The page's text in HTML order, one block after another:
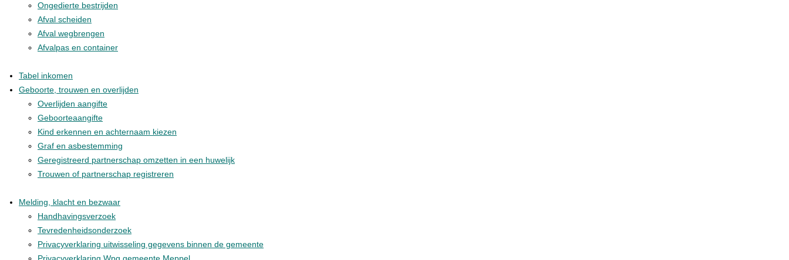
Ongedierte bestrijden
Afval scheiden
Afval wegbrengen
Afvalpas en container
Tabel inkomen
Geboorte, trouwen en overlijden
Overlijden aangifte
Geboorteaangifte
Kind erkennen en achternaam kiezen
Graf en asbestemming
Geregistreerd partnerschap omzetten in een huwelijk
Trouwen of partnerschap registreren
Melding, klacht en bezwaar
Handhavingsverzoek
Tevredenheidsonderzoek
Privacyverklaring uitwisseling gegevens binnen de gemeente